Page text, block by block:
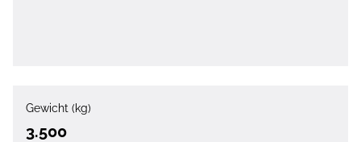
Gewicht (kg)
3.500